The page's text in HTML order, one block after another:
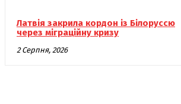
Латвія закрила кордон із Білоруссю
через міграційну кризу
2 Серпня, 2026